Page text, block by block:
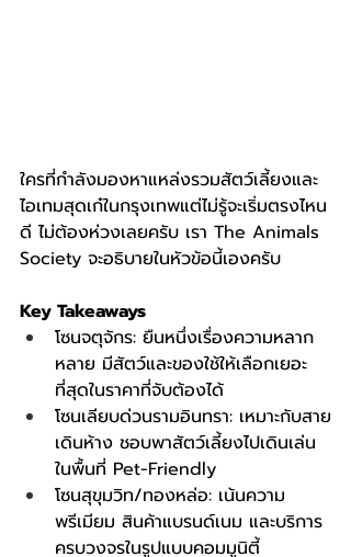
ใครที่กำลังมองหาแหล่งรวมสัตว์เลี้ยงและ
ไอเทมสุดเก๋ในกรุงเทพแต่ไม่รู้จะเริ่มตรงไหน
ดี ไม่ต้องห่วงเลยครับ เรา The Animals
Society จะอธิบายในหัวข้อนี้เองครับ
Key Takeaways
โซนจตุจักร: ยืนหนึ่งเรื่องความหลาก
หลาย มีสัตว์และของใช้ให้เลือกเยอะ
ที่สุดในราคาที่จับต้องได้
โซนเลียบด่วนรามอินทรา: เหมาะกับสาย
เดินห้าง ชอบพาสัตว์เลี้ยงไปเดินเล่น
ในพื้นที่ Pet-Friendly
โซนสุขุมวิท/ทองหล่อ: เน้นความ
พรีเมียม สินค้าแบรนด์เนม และบริการ
ครบวงจรในรูปแบบคอมมูนิตี้